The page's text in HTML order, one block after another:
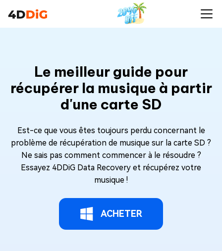
Le meilleur guide pour
récupérer la musique à partir
d'une carte SD
Est-ce que vous êtes toujours perdu concernant le
problème de récupération de musique sur la carte SD ?
Ne sais pas comment commencer à le résoudre ?
Essayez 4DDiG Data Recovery et récupérez votre
musique !
ACHETER